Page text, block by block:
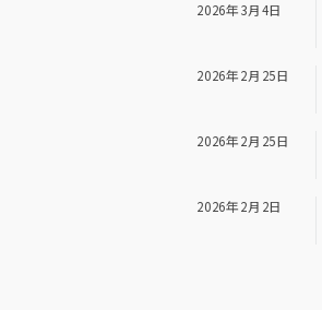
2026年3月4日
2026年2月25日
2026年2月25日
2026年2月2日